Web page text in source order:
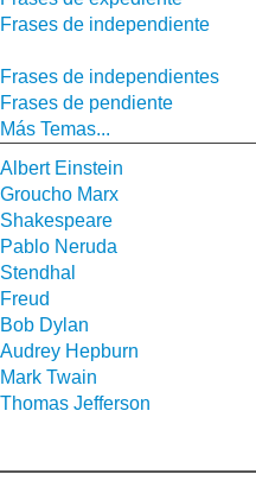
Frases de independiente
Frases de independientes
Frases de pendiente
Más Temas...
Albert Einstein
Groucho Marx
Shakespeare
Pablo Neruda
Stendhal
Freud
Bob Dylan
Audrey Hepburn
Mark Twain
Thomas Jefferson